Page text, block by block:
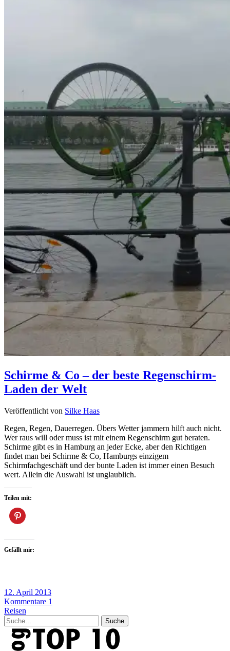
Schirme & Co – der beste Regenschirm-
Laden der Welt
Veröffentlicht von Silke Haas
Regen, Regen, Dauerregen. Übers Wetter jammern hilft auch nicht.
Wer raus will oder muss ist mit einem Regenschirm gut beraten.
Schirme gibt es in Hamburg an jeder Ecke, aber den Richtigen
findet man bei Schirme & Co, Hamburgs einzigem
Schirmfachgeschäft und der bunte Laden ist immer einen Besuch
wert. Allein die Auswahl ist unglaublich.
Teilen mit:
Gefällt mir:
12. April 2013
Kommentare 1
Reisen
Suche